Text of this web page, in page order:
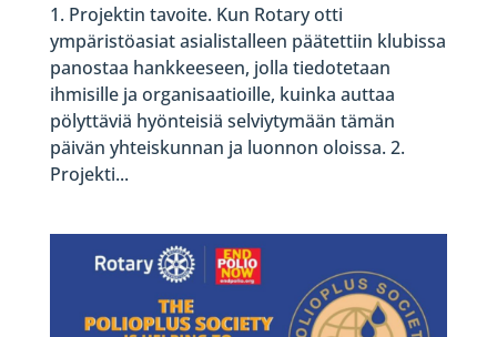
1. Projektin tavoite. Kun Rotary otti
ympäristöasiat asialistalleen päätettiin klubissa
panostaa hankkeeseen, jolla tiedotetaan
ihmisille ja organisaatioille, kuinka auttaa
pölyttäviä hyönteisiä selviytymään tämän
päivän yhteiskunnan ja luonnon oloissa. 2.
Projekti...